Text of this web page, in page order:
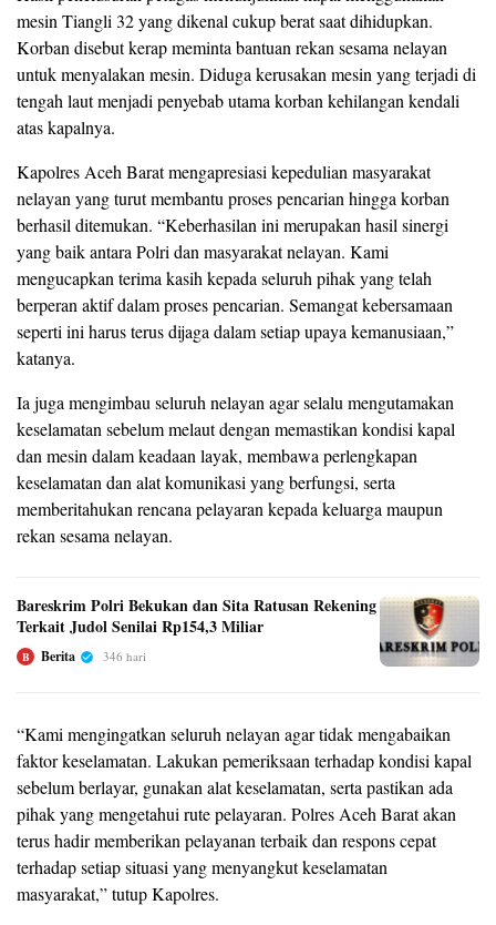
mesin Tiangli 32 yang dikenal cukup berat saat dihidupkan.
Korban disebut kerap meminta bantuan rekan sesama nelayan
untuk menyalakan mesin. Diduga kerusakan mesin yang terjadi di
tengah laut menjadi penyebab utama korban kehilangan kendali
atas kapalnya.
Kapolres Aceh Barat mengapresiasi kepedulian masyarakat
nelayan yang turut membantu proses pencarian hingga korban
berhasil ditemukan. “Keberhasilan ini merupakan hasil sinergi
yang baik antara Polri dan masyarakat nelayan. Kami
mengucapkan terima kasih kepada seluruh pihak yang telah
berperan aktif dalam proses pencarian. Semangat kebersamaan
seperti ini harus terus dijaga dalam setiap upaya kemanusiaan,”
katanya.
Ia juga mengimbau seluruh nelayan agar selalu mengutamakan
keselamatan sebelum melaut dengan memastikan kondisi kapal
dan mesin dalam keadaan layak, membawa perlengkapan
keselamatan dan alat komunikasi yang berfungsi, serta
memberitahukan rencana pelayaran kepada keluarga maupun
rekan sesama nelayan.
Bareskrim Polri Bekukan dan Sita Ratusan Rekening
Terkait Judol Senilai Rp154,3 Miliar
B Berita 346 hari
“Kami mengingatkan seluruh nelayan agar tidak mengabaikan
faktor keselamatan. Lakukan pemeriksaan terhadap kondisi kapal
sebelum berlayar, gunakan alat keselamatan, serta pastikan ada
pihak yang mengetahui rute pelayaran. Polres Aceh Barat akan
terus hadir memberikan pelayanan terbaik dan respons cepat
terhadap setiap situasi yang menyangkut keselamatan
masyarakat,” tutup Kapolres.